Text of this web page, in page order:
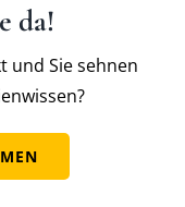
da!
und Sie sehnen